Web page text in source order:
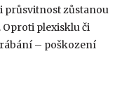
průsvitnost zůstanou
plexisklu či
– poškození